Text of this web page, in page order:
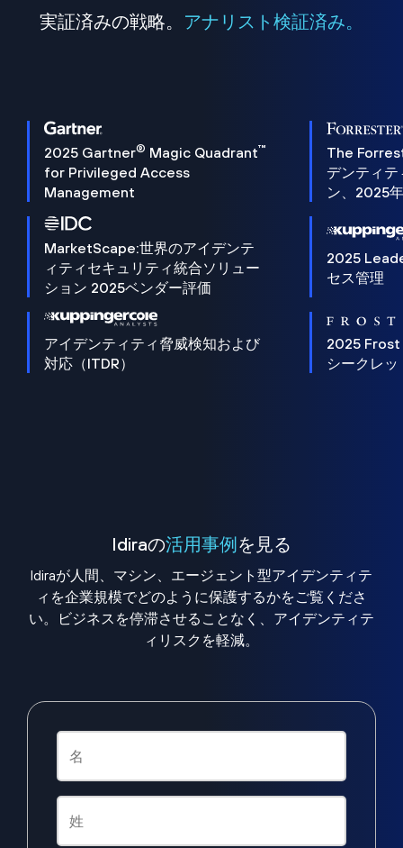
実証済みの戦略。 アナリスト検証済み。
2025 Gartner® Magic Quadrant™
for Privileged Access
Management
The
デンティ
ン、2025
MarketScape:世界のアイデンテ
ィティセキュリティ統合ソリュー
ション 2025ベンダー評価
2025
セス管理
アイデンティティ脅威検知および
対応（ITDR）
2025 Frost
シークレッ
Idiraの活用事例を見る
Idiraが人間、マシン、エージェント型アイデンティテ
ィを企業規模でどのように保護するかをご覧くださ
い。ビジネスを停滞させることなく、アイデンティテ
ィリスクを軽減。